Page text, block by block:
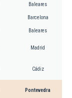
Baleares
Barcelona
Baleares
Madrid
Cádiz
Pontevedra